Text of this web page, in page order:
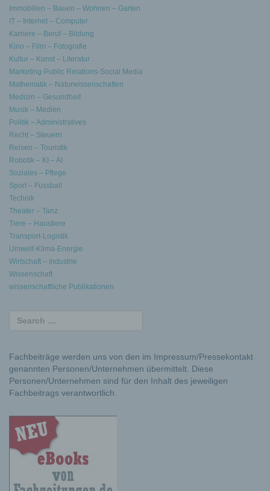
Immobilien – Bauen – Wohnen – Garten
IT – Internet – Computer
Karriere – Beruf – Bildung
Kino – Film – Fotografie
Kultur – Kunst – Literatur
Marketing-Public Relations-Social Media
Mathematik – Naturwissenschaften
Medizin – Gesundheit
Musik – Medien
Politik – Administratives
Recht – Steuern
Reisen – Touristik
Robotik – KI – AI
Soziales – Pflege
Sport – Fussball
Technik
Theater – Tanz
Tiere – Haustiere
Transport-Logistik
Umwelt-Klima-Energie
Wirtschaft – Industrie
Wissenschaft
wissenschaftliche Publikationen
Fachbeiträge werden uns von den im Impressum/Pressekontakt
genannten Personen/Unternehmen übermittelt. Diese
Personen/Unternehmen sind für den Inhalt des jeweiligen
Fachbeitrags verantwortlich.